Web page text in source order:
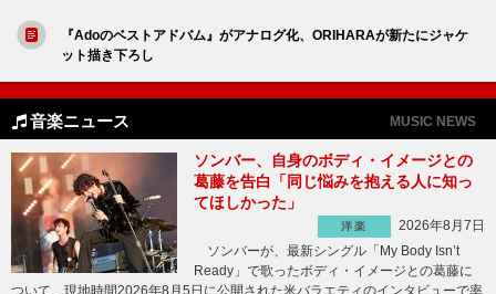
『Adoのベストアドバム』がアナログ化、ORIHARAが新たにジャケ
ット描き下ろし
音楽ニュース MUSIC NEWS
ソンバー、自身のボディ・イメージとの
葛藤を告白「同じ悩みを抱える人に知っ
てほしかった」
洋楽
2026年8月7日
ソンバーが、最新シングル「My Body Isn’t
Ready」で歌ったボディ・イメージとの葛藤に
ついて、現地時間2026年8月5日に公開された米バラエティのインタビューで率